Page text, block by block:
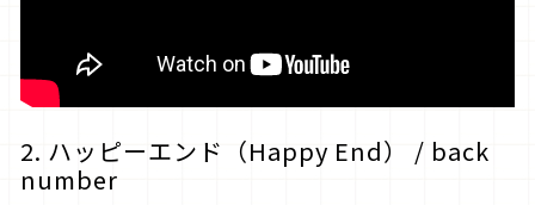
2. ハッピーエンド（Happy End） / back
number